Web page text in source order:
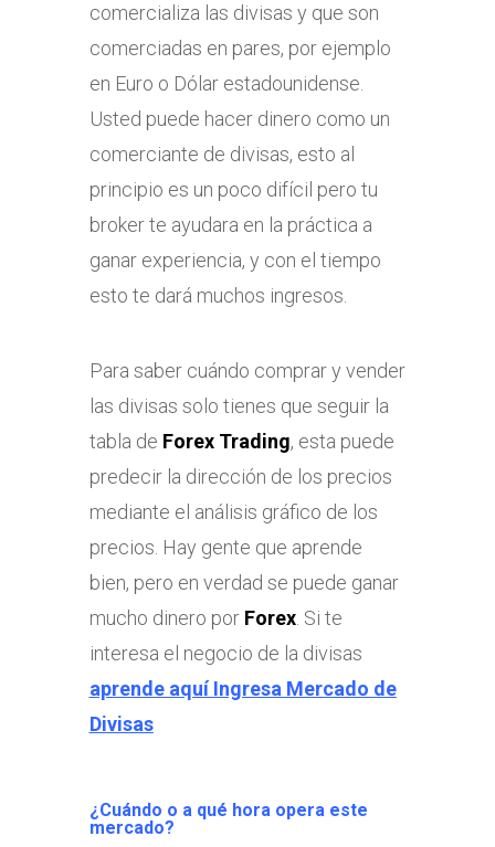
comercializa las divisas y que son
comerciadas en pares, por ejemplo
en Euro o Dólar estadounidense.
Usted puede hacer dinero como un
comerciante de divisas, esto al
principio es un poco difícil pero tu
broker te ayudara en la práctica a
ganar experiencia, y con el tiempo
esto te dará muchos ingresos.
Para saber cuándo comprar y vender
las divisas solo tienes que seguir la
tabla de Forex Trading, esta puede
predecir la dirección de los precios
mediante el análisis gráfico de los
precios. Hay gente que aprende
bien, pero en verdad se puede ganar
mucho dinero por Forex. Si te
interesa el negocio de la divisas
aprende aquí Ingresa Mercado de
Divisas
¿Cuándo o a qué hora opera este
mercado?